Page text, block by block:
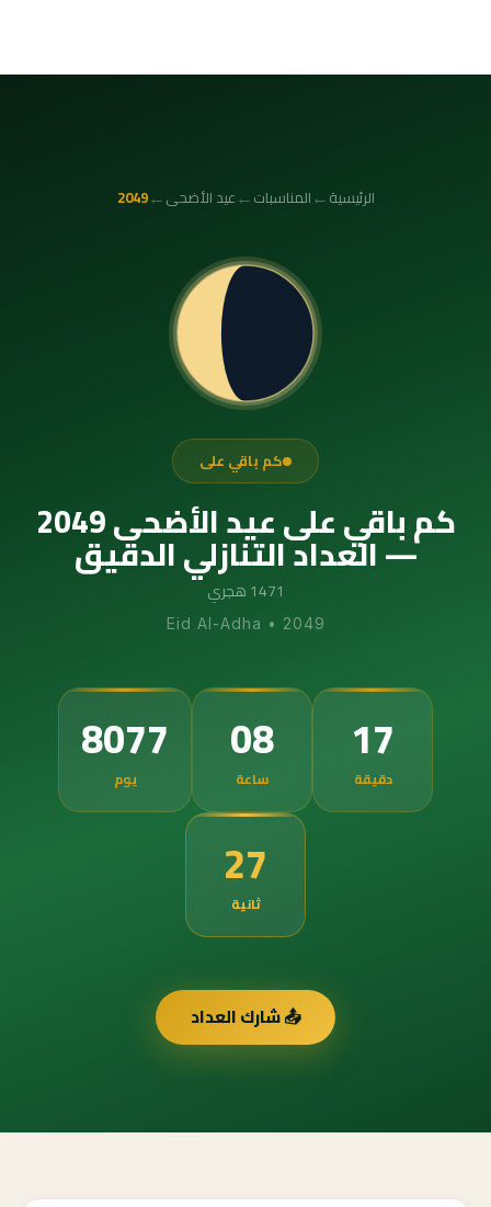
الرئيسية←المناسبات←عيد الأضحى←
2049
كم باقي على
كم باقي على عيد الأضحى 2049
— العداد التنازلي الدقيق
1471 هجري
Eid Al-Adha • 2049
8077
يوم
08
ساعة
17
دقيقة
25
ثانية
📤 شارك العداد